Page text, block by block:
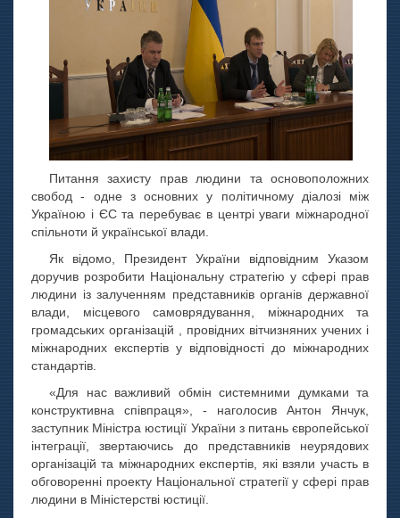
Питання захисту прав людини та основоположних
свобод - одне з основних у політичному діалозі між
Україною і ЄС та перебуває в центрі уваги міжнародної
спільноти й української влади.
Як відомо, Президент України відповідним Указом
доручив розробити Національну стратегію у сфері прав
людини із залученням представників органів державної
влади, місцевого самоврядування, міжнародних та
громадських організацій , провідних вітчизняних учених і
міжнародних експертів у відповідності до міжнародних
стандартів.
«Для нас важливий обмін системними думками та
конструктивна співпраця», - наголосив Антон Янчук,
заступник Міністра юстиції України з питань європейської
інтеграції, звертаючись до представників неурядових
організацій та міжнародних експертів, які взяли участь в
обговоренні проекту Національної стратегії у сфері прав
людини в Міністерстві юстиції.